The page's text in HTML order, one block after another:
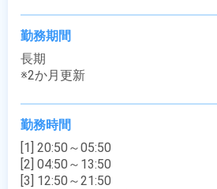
勤務期間
長期
※2か月更新
勤務時間
[1] 20:50～05:50
[2] 04:50～13:50
[3] 12:50～21:50